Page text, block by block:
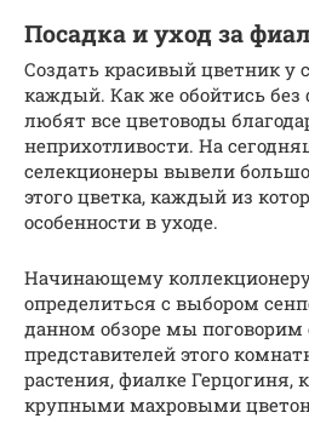
Посадка и уход за
Создать красивый цветник у
каждый. Как же обойтись без
любят все цветоводы
неприхотливости. На
селекционеры вывели
этого цветка, каждый из
особенности в уходе.
Начинающему
определиться с выбором
данном обзоре мы поговорим
представителей этого
растения, фиалке Герцогиня,
крупными махровыми